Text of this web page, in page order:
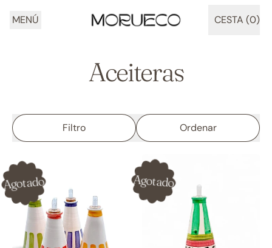
MENÚ CESTA (0)
ARTÍCULOS
Aceiteras
Filtro Ordenar
Agotado Agotado